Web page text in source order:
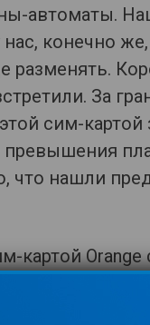
автоматы.
конечно
разменять.
За
сим-картой
что нашли
картой
сим-
ГБ